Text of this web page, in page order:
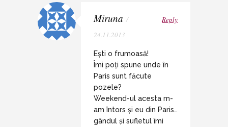
Miruna /
24.11.2013
Reply
Ești o frumoasă!
Îmi poți spune unde în
Paris sunt făcute
pozele?
Weekend-ul acesta m-
am întors și eu din Paris…
gândul și sufletul îmi